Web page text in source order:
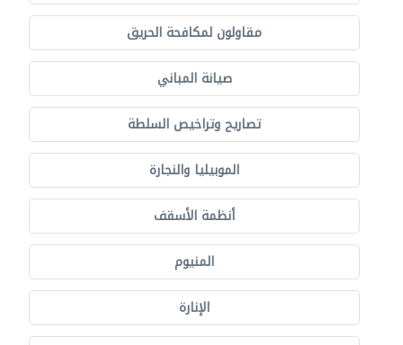
مقاولون لمكافحة الحريق
صيانة المباني
تصاريح وتراخيص السلطة
الموبيليا والنجارة
أنظمة الأسقف
المنيوم
الإنارة